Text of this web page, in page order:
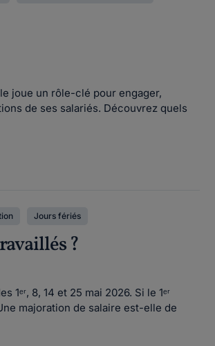
joue un rôle-clé pour engager,
de ses salariés. Découvrez quels
Jours fériés
?
8, 14 et 25 mai 2026. Si le 1ᵉʳ
majoration de salaire est-elle de